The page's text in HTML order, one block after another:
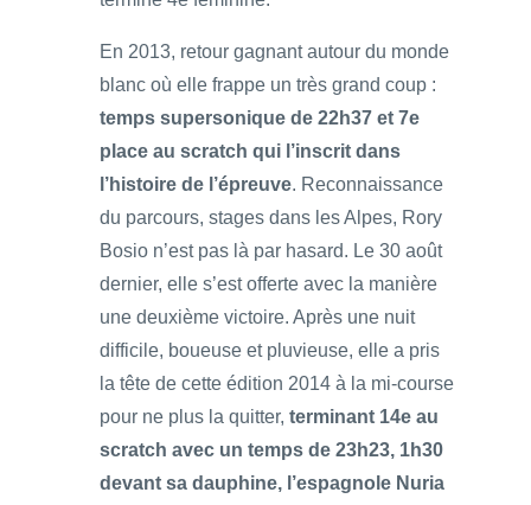
En 2013, retour gagnant autour du monde
blanc où elle frappe un très grand coup :
temps supersonique de 22h37 et 7e
place au scratch qui l’inscrit dans
l’histoire de l’épreuve. Reconnaissance
du parcours, stages dans les Alpes, Rory
Bosio n’est pas là par hasard. Le 30 août
dernier, elle s’est offerte avec la manière
une deuxième victoire. Après une nuit
difficile, boueuse et pluvieuse, elle a pris
la tête de cette édition 2014 à la mi-course
pour ne plus la quitter, terminant 14e au
scratch avec un temps de 23h23, 1h30
devant sa dauphine, l’espagnole Nuria